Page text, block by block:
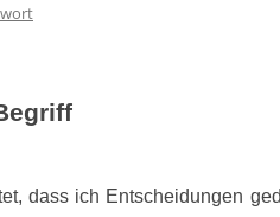
dass ich Entscheidungen